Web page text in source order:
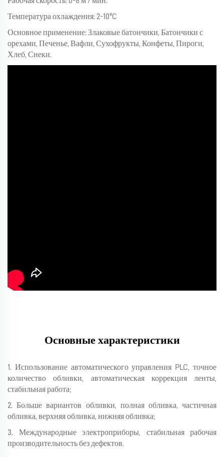
Температура охлаждения: 2-10ºC
Основное применение: Злаковые батончики, Батончики с
орехами, Печенье, Вафли, Сухофрукты, Конфеты, Пироги,
Хлеб, Снеки.
Основные характеристики
1. Использование автоматического управления PLC, точное
количество обливки, автоматическая коррекция ленты,
стабильная работа;
2. Больше вариантов обливки, полная обливка, частичная
обливка, верхняя обливка, нижняя обливка;
3. Международные электроприборы, стабильная рабочая
производительность без дефектов.